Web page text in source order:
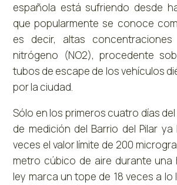
española está sufriendo desde
que popularmente se conoce
es decir, altas
nitrógeno (NO2), procedente
tubos de escape de los vehículos
por la ciudad.
Sólo en los primeros cuatro días
de medición del Barrio del Pilar
veces el valor límite de 200
metro cúbico de aire durante una
ley marca un tope de 18 veces a lo